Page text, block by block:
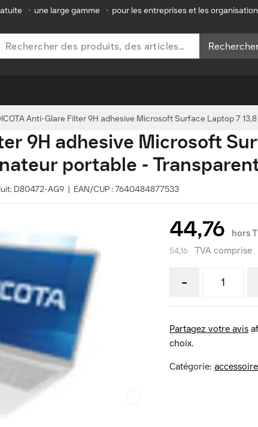
• une large gamme • pour les entreprises et les
Anti-Glare Filter 9H adhesive Microsoft Surface Laptop 7
9H adhesive Microsoft
portable -
D80472-AG9 | EAN/CUP : 7640484877533
44,76 hors
54,16 TVA comprise
-
Partagez votre avis
choix.
Catégorie: